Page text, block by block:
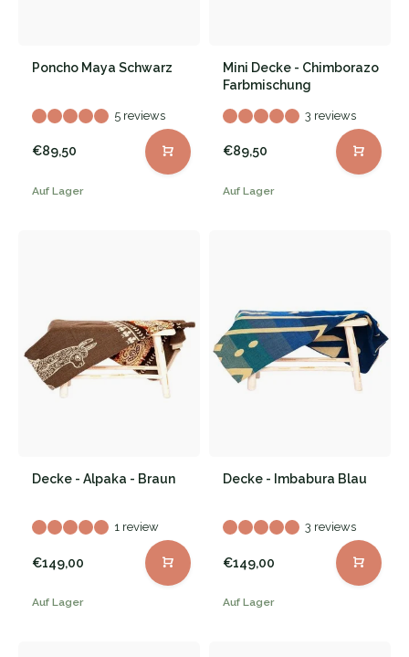
Poncho Maya Schwarz
5 reviews
€89,50
Auf Lager
Mini Decke - Chimborazo
Farbmischung
3 reviews
€89,50
Auf Lager
Decke - Alpaka - Braun
1 review
€149,00
Auf Lager
Decke - Imbabura Blau
3 reviews
€149,00
Auf Lager